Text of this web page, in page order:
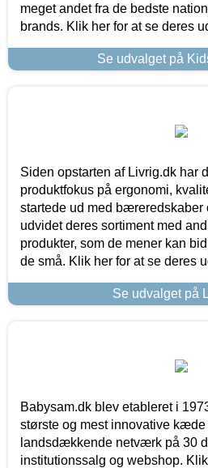
meget andet fra de bedste
brands. Klik her for at se deres
Se udvalget på
Siden opstarten af Livrig.dk har
produktfokus på ergonomi,
startede ud med bæreredskaber
udvidet deres sortiment med
produkter, som de mener kan
de små. Klik her for at se deres
Se udvalget på
Babysam.dk blev etableret i
største og mest innovative kæde
landsdækkende netværk på 30
institutionssalg og webshop.